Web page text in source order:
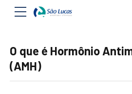
O que é Hormônio
(AMH)